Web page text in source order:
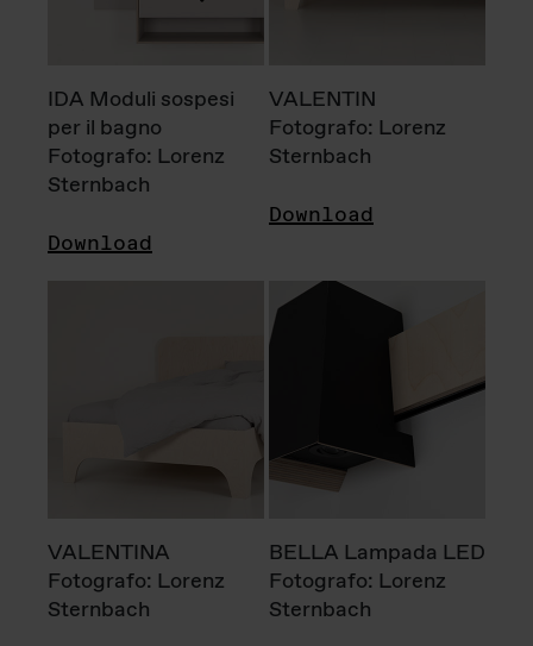
IDA Moduli sospesi
per il bagno
Fotografo: Lorenz
Sternbach
Download
VALENTIN
Fotografo: Lorenz
Sternbach
Download
VALENTINA
Fotografo: Lorenz
Sternbach
BELLA Lampada LED
Fotografo: Lorenz
Sternbach